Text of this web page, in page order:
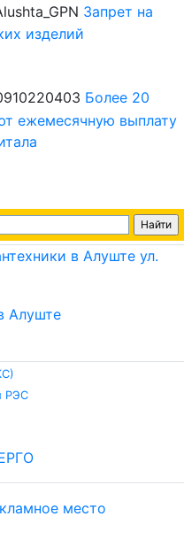
Запрет на
изделий
Более 20
ежемесячную выплату
РЭС
место